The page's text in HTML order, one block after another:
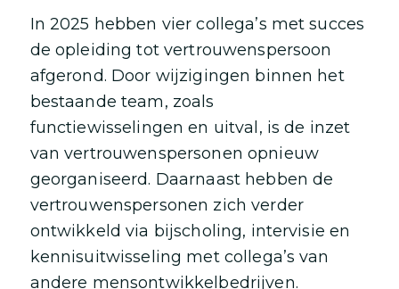
In 2025 hebben vier collega’s met succes
de opleiding tot vertrouwenspersoon
afgerond. Door wijzigingen binnen het
bestaande team, zoals
functiewisselingen en uitval, is de inzet
van vertrouwenspersonen opnieuw
georganiseerd. Daarnaast hebben de
vertrouwenspersonen zich verder
ontwikkeld via bijscholing, intervisie en
kennisuitwisseling met collega’s van
andere mensontwikkelbedrijven.